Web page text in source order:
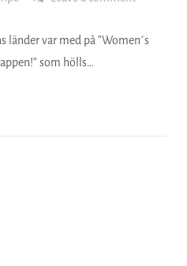
var med på ”Women´s
som hölls…